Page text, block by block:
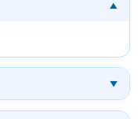
▼
▼